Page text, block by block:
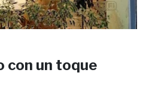
con un toque